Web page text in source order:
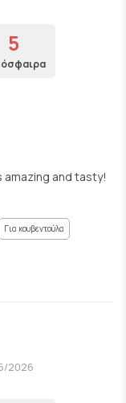
5
amazing and tasty!
Για κουβεντούλα
2026